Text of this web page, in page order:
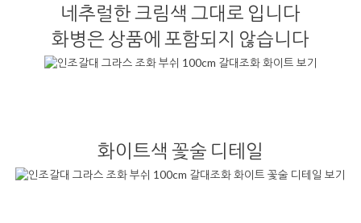
네추럴한 크림색 그대로 입니다
화병은 상품에 포함되지 않습니다
화이트색 꽃술 디테일